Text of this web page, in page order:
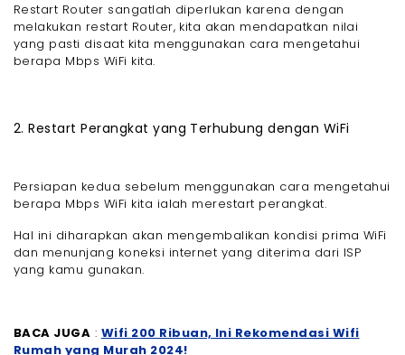
Restart Router sangatlah diperlukan karena dengan
melakukan restart Router, kita akan mendapatkan nilai
yang pasti disaat kita menggunakan cara mengetahui
berapa Mbps WiFi kita.
2. Restart Perangkat yang Terhubung dengan WiFi
Persiapan kedua sebelum menggunakan cara mengetahui
berapa Mbps WiFi kita ialah merestart perangkat.
Hal ini diharapkan akan mengembalikan kondisi prima WiFi
dan menunjang koneksi internet yang diterima dari ISP
yang kamu gunakan.
BACA JUGA : Wifi 200 Ribuan, Ini Rekomendasi Wifi
Rumah yang Murah 2024!